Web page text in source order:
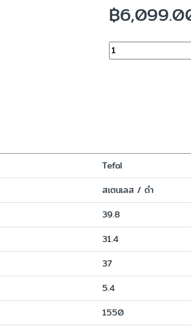
฿
จำนวน
Tefal
สเตนเลส / ดำ
39.8
31.4
37
5.4
1550